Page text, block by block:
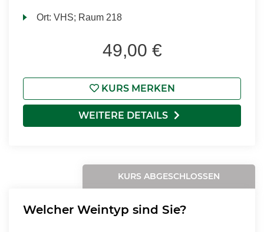
Ort:VHS; Raum 218
49,00 €
KURS MERKEN
WEITERE DETAILS
KURS ABGESCHLOSSEN
Welcher Weintyp sind Sie?